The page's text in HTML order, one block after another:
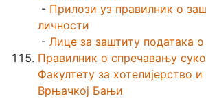
- Прилози уз правилник о
личности
- Лице за заштиту података
Правилник о спречавању
Факултету за хотелијерство
Врњачкој Бањи